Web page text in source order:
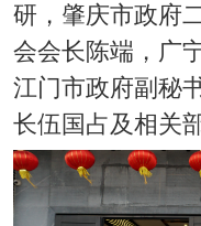
研，肇庆市政府
会会长陈端，广
江门市政府副秘
长伍国占及相关